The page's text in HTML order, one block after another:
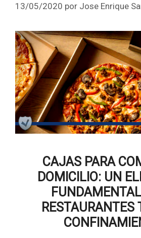
13/05/2020 por Jose Enrique
CAJAS PARA
DOMICILIO: UN
RESTAURANTES